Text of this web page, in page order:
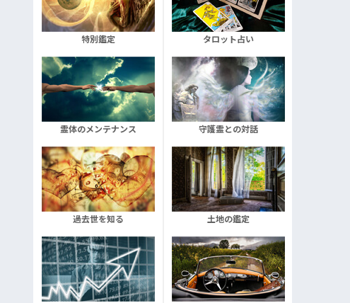
特別鑑定 タロット占い
霊体のメンテナンス 守護霊との対話
過去世を知る 土地の鑑定